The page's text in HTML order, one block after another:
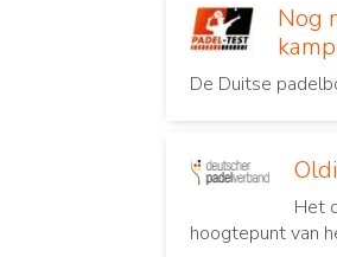
Nog
De Duitse
Het
hoogtepunt van